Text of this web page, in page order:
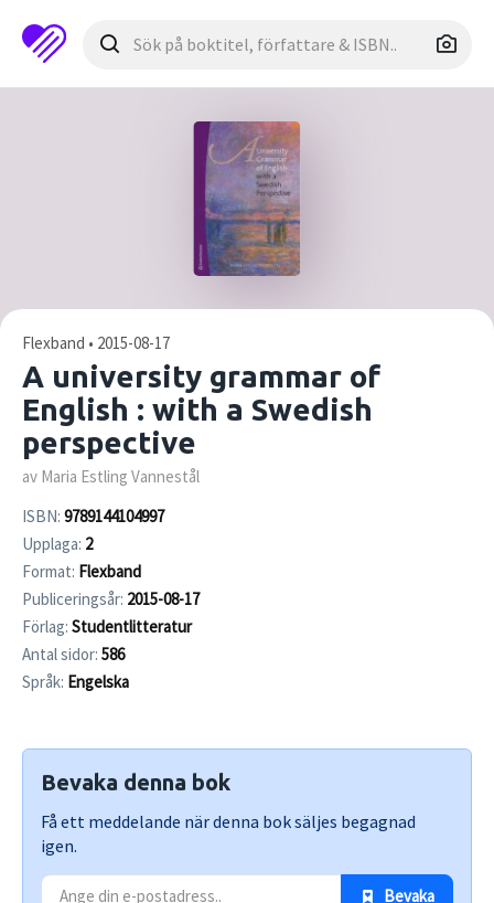
Flexband • 2015-08-17
A university grammar of
English : with a Swedish
perspective
av Maria Estling Vannestål
ISBN: 9789144104997
Upplaga: 2
Format: Flexband
Publiceringsår: 2015-08-17
Förlag: Studentlitteratur
Antal sidor: 586
Språk: Engelska
Bevaka denna bok
Få ett meddelande när denna bok säljes begagnad
igen.
Bevaka